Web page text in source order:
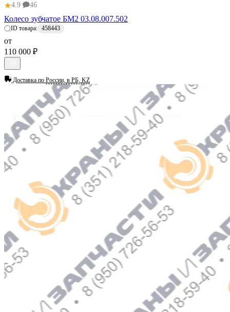
★4.9 46
Колесо зубчатое БМ2 03.08.007.502
ID товара: 458443
от
110 000 ₽
Доставка по России, в РБ, KZ